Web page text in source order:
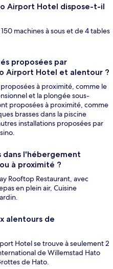
Airport Hotel dispose-t-il
machines à sous et de 4 tables
proposées par
Airport Hotel et alentour ?
à proximité, comme le
et la plongée sous-
proposées à proximité, comme
brasses dans la piscine
installations proposées par
dans l'hébergement
à proximité ?
Rooftop Restaurant, avec
en plein air, Cuisine
alentours de
Hotel se trouve à seulement 2
de Willemstad Hato
de Hato.